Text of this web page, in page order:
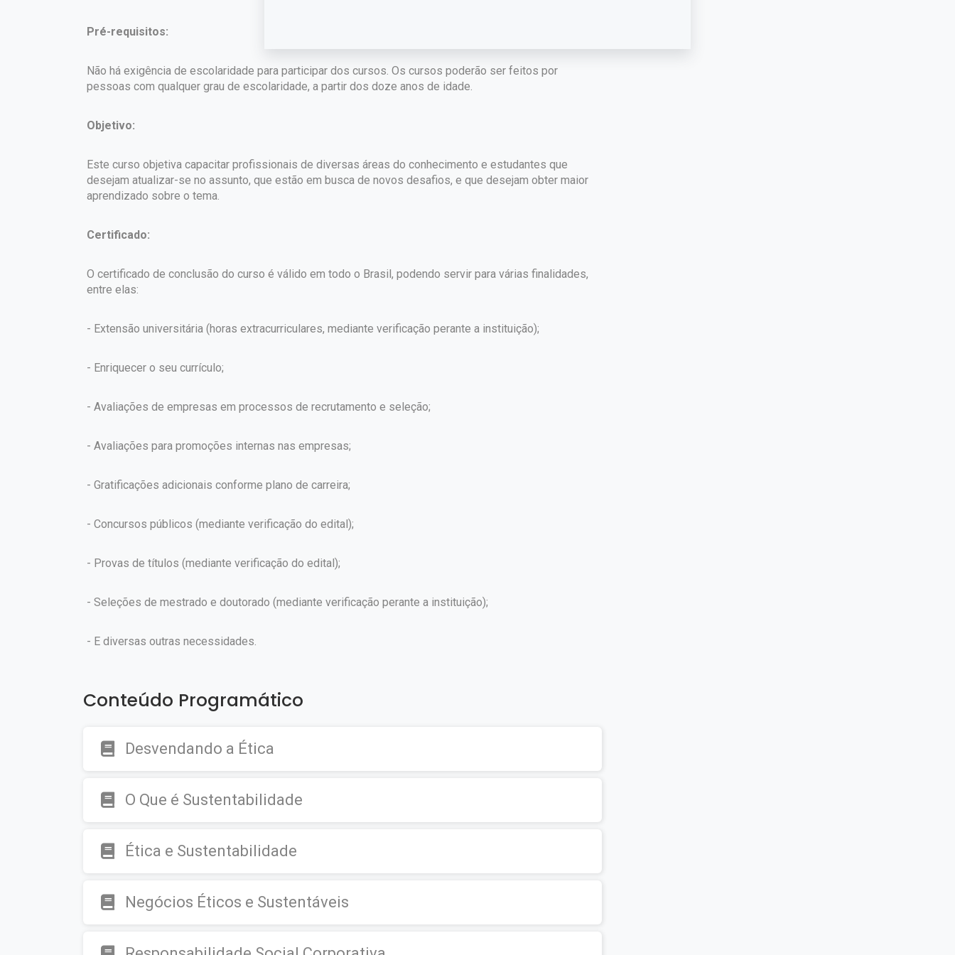
Pré-requisitos:
Não há exigência de escolaridade para participar dos cursos. Os cursos poderão ser feitos por
pessoas com qualquer grau de escolaridade, a partir dos doze anos de idade.
Objetivo:
Este curso objetiva capacitar profissionais de diversas áreas do conhecimento e estudantes que
desejam atualizar-se no assunto, que estão em busca de novos desafios, e que desejam obter maior
aprendizado sobre o tema.
Certificado:
O certificado de conclusão do curso é válido em todo o Brasil, podendo servir para várias finalidades,
entre elas:
- Extensão universitária (horas extracurriculares, mediante verificação perante a instituição);
- Enriquecer o seu currículo;
- Avaliações de empresas em processos de recrutamento e seleção;
- Avaliações para promoções internas nas empresas;
- Gratificações adicionais conforme plano de carreira;
- Concursos públicos (mediante verificação do edital);
- Provas de títulos (mediante verificação do edital);
- Seleções de mestrado e doutorado (mediante verificação perante a instituição);
- E diversas outras necessidades.
Conteúdo Programático
Desvendando a Ética
O Que é Sustentabilidade
Ética e Sustentabilidade
Negócios Éticos e Sustentáveis